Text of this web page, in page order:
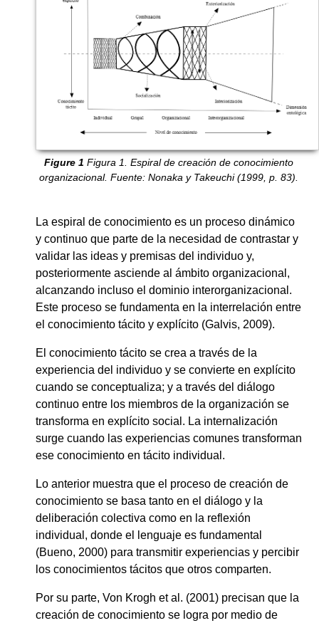
Figura 1. Espiral de creación de conocimiento
organizacional. Fuente: Nonaka y Takeuchi (1999, p. 83).
La espiral de conocimiento es un proceso dinámico
y continuo que parte de la necesidad de contrastar y
validar las ideas y premisas del individuo y,
posteriormente asciende al ámbito organizacional,
alcanzando incluso el dominio interorganizacional.
Este proceso se fundamenta en la interrelación entre
el conocimiento tácito y explícito (Galvis, 2009).
El conocimiento tácito se crea a través de la
experiencia del individuo y se convierte en explícito
cuando se conceptualiza; y a través del diálogo
continuo entre los miembros de la organización se
transforma en explícito social. La internalización
surge cuando las experiencias comunes transforman
ese conocimiento en tácito individual.
Lo anterior muestra que el proceso de creación de
conocimiento se basa tanto en el diálogo y la
deliberación colectiva como en la reflexión
individual, donde el lenguaje es fundamental
(Bueno, 2000) para transmitir experiencias y percibir
los conocimientos tácitos que otros comparten.
Por su parte, Von Krogh et al. (2001) precisan que la
creación de conocimiento se logra por medio de